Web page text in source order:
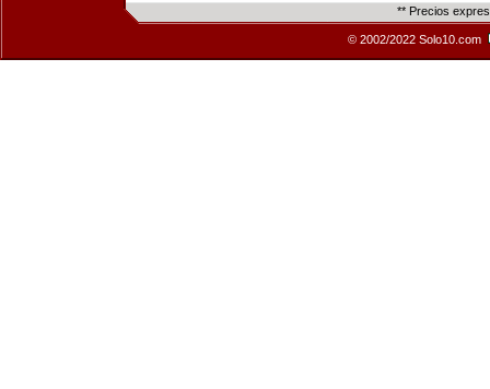
** Precios
© 2002/2022 Solo10.com